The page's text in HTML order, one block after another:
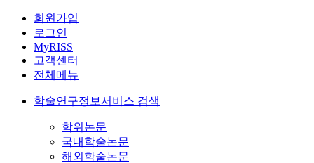
회원가입
로그인
MyRISS
고객센터
전체메뉴
학술연구정보서비스 검색
학위논문
국내학술논문
해외학술논문